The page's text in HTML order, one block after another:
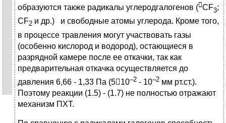
образуются также радикалы углеродгалогенов (CF3;
CF2 и др.)
и свободные атомы углерода. Кроме того,
в процессе травления могут участвовать газы
(особенно кислород и водород), остающиеся в
разрядной камере после ее откачки, так как
предварительная откачка осуществляется до
давления 6,66 - 1,33 Па (510–2 - 10–2 мм рт.ст.).
Поэтому реакции (1.5) - (1.7) не полностью отражают
механизм ПХТ.